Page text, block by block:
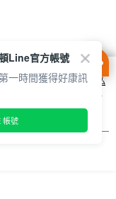
方式之詳情，及若您不希
定，請參閱本網站「
隱私
同意本公司得按本網站使
Line官方帳號
一時間獲得好康訊
帳號